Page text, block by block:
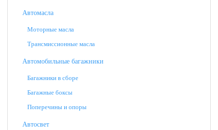
Автомасла
Моторные масла
Трансмиссионные масла
Автомобильные багажники
Багажники в сборе
Багажные боксы
Поперечины и опоры
Автосвет